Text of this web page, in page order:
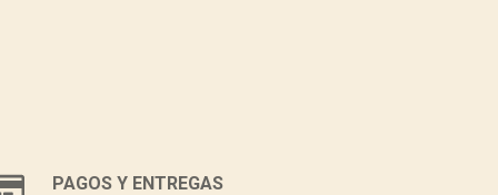
PAGOS Y ENTREGAS